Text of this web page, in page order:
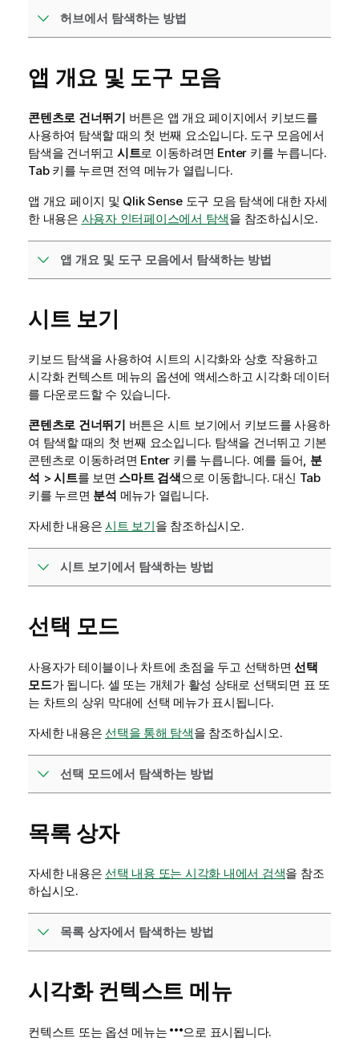
허브에서 탐색하는 방법
앱 개요 및 도구 모음
콘텐츠로 건너뛰기 버튼은 앱 개요 페이지에서 키보드를
사용하여 탐색할 때의 첫 번째 요소입니다. 도구 모음에서
탐색을 건너뛰고 시트로 이동하려면 Enter 키를 누릅니다.
Tab 키를 누르면 전역 메뉴가 열립니다.
앱 개요 페이지 및 Qlik Sense도구 모음 탐색에 대한 자세
한 내용은 사용자 인터페이스에서 탐색을 참조하십시오.
앱 개요 및 도구 모음에서 탐색하는 방법
시트 보기
키보드 탐색을 사용하여 시트의 시각화와 상호 작용하고
시각화 컨텍스트 메뉴의 옵션에 액세스하고 시각화 데이터
를 다운로드할 수 있습니다.
콘텐츠로 건너뛰기 버튼은 시트 보기에서 키보드를 사용하
여 탐색할 때의 첫 번째 요소입니다. 탐색을 건너뛰고 기본
콘텐츠로 이동하려면 Enter 키를 누릅니다. 예를 들어, 분
석 > 시트를 보면 스마트 검색으로 이동합니다. 대신 Tab
키를 누르면 분석 메뉴가 열립니다.
자세한 내용은 시트 보기을 참조하십시오.
시트 보기에서 탐색하는 방법
선택 모드
사용자가 테이블이나 차트에 초점을 두고 선택하면선택
모드가 됩니다. 셀 또는 개체가 활성 상태로 선택되면 표 또
는 차트의 상위 막대에 선택 메뉴가 표시됩니다.
자세한 내용은 선택을 통해 탐색을 참조하십시오.
선택 모드에서 탐색하는 방법
목록 상자
자세한 내용은 선택 내용 또는 시각화 내에서 검색을 참조
하십시오.
목록 상자에서 탐색하는 방법
시각화 컨텍스트 메뉴
컨텍스트 또는 옵션 메뉴는 으로 표시됩니다.